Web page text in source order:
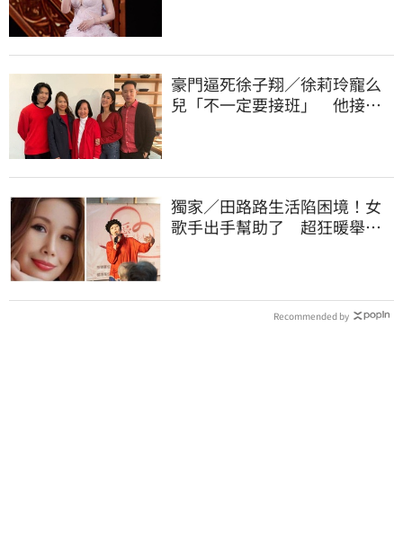
豪門逼死徐子翔／徐莉玲寵么
兒「不一定要接班」 他接手
獨家／田路路生活陷困境！女
歌手出手幫助了 超狂暖舉曝
Recommended by